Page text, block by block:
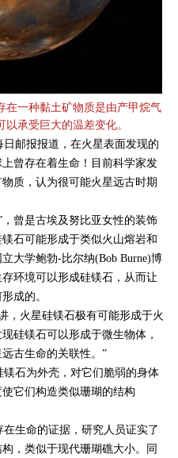
在一种黏土矿物质是由产甲烷气
承受巨大的温差变化。
邮报报道，在火星表面发现的
曾存在着生命！目前科学家发
质，认为很可能火星远古时期
曾是古埃及努比亚女性的装饰
石可能形成于类似火山熔岩和
大学鲍勃-比尔纳(Bob Burne)博
环境可以形成硅镁石，从而让
成的。
，火星硅镁石极有可能形成于火
硅镁石可以形成于微生物体，
古生命的关联性。”
石为外壳，对它们脆弱的身体
它们构造类似珊瑚的结构
生命的证据，研究人员证实了
，类似于现代珊瑚礁大小。同